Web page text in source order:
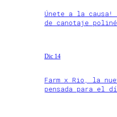
Únete a la causa!
de canotaje
Dic 14
Farm x Rio, la
pensada para el